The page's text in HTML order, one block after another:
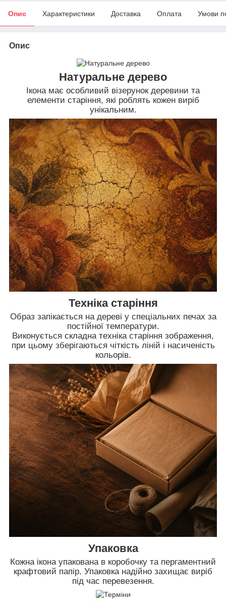
Опис Характеристики Доставка Оплата Умови
Опис
Натуральне дерево
Ікона має особливий візерунок деревини та
елементи старіння, які роблять кожен виріб
унікальним.
Техніка старіння
Образ запікається на дереві у спеціальних печах за
постійної температури.
Виконується складна техніка старіння зображення,
при цьому зберігаються чіткість ліній і насиченість
кольорів.
Упаковка
Кожна ікона упакована в коробочку та пергаментний
крафтовий папір. Упаковка надійно захищає виріб
під час перевезення.